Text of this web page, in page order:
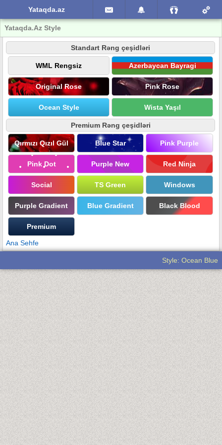
Yataqda.az
Yataqda.Az Style
Standart Rəng çeşidləri
WML Rengsiz Azerbaycan Bayragi
Original Rose Pink Rose
Ocean Style Wista Yaşıl
Premium Rəng çeşidləri
Qırmızı Qızıl Gül Blue Star Pink Purple
Pink Dot Purple New Red Ninja
Social TS Green Windows
Purple Gradient Blue Gradient Black Blood
Premium
Ana Sehfe
Style: Ocean Blue